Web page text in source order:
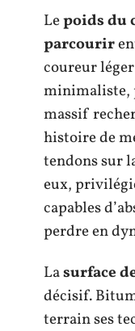
Lepoids du
parcourir
coureur
minimaliste,
massif
histoire de
tendons sur
eux,
capables
perdre en
Lasurface
décisif.
terrain ses